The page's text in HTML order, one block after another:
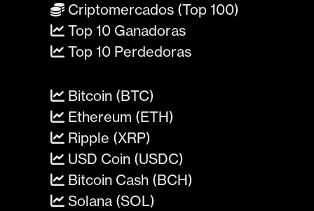
Criptomercados (Top 100)
Top 10 Ganadoras
Top 10 Perdedoras
Bitcoin (BTC)
Ethereum (ETH)
Ripple (XRP)
USD Coin (USDC)
Bitcoin Cash (BCH)
Solana (SOL)